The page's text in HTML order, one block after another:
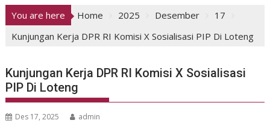
You are here Home 2025 Desember
17
Kunjungan Kerja DPR RI Komisi X Sosialisasi PIP Di Loteng
Kunjungan Kerja DPR RI Komisi X Sosialisasi
PIP Di Loteng
Des 17, 2025 admin